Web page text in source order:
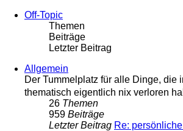
Off-Topic
Themen
Beiträge
Letzter Beitrag
Allgemein
Der Tummelplatz für alle Dinge, die
thematisch eigentlich nix verloren
26 Themen
959 Beiträge
Letzter Beitrag Re: